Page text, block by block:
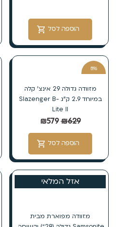
הוספה לסל
8%
מזוודה גדולה 29 אינצ’ קלה
במיוחד 2.9 ק”ג Slazenger B-
Lite II
₪629
₪579
הוספה לסל
אזל המלאי
מזוודה מפוארת מבית